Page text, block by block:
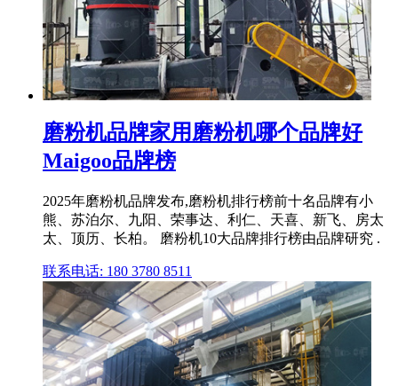
磨粉机品牌家用磨粉机哪个品牌好
Maigoo品牌榜
2025年磨粉机品牌发布,磨粉机排行榜前十名品牌有小
熊、苏泊尔、九阳、荣事达、利仁、天喜、新飞、房太
太、顶历、长柏。 磨粉机10大品牌排行榜由品牌研究 .
联系电话: 180 3780 8511